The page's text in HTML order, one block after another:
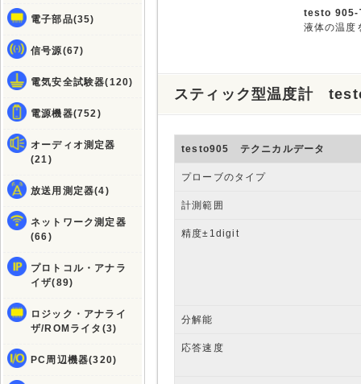
電子部品(35)
信号源(67)
電気安全試験器(120)
電源機器(752)
オーディオ測定器
(21)
放送用測定器(4)
ネットワーク測定器
(66)
プロトコル・アナラ
イザ(89)
ロジック・アナライ
ザ/ROMライタ(3)
PC周辺機器(320)
testo 905-
液体の温度
スティック型温度計
testo905 テクニカルデータ
プローブのタイプ
計測範囲
精度±1digit
分解能
応答速度